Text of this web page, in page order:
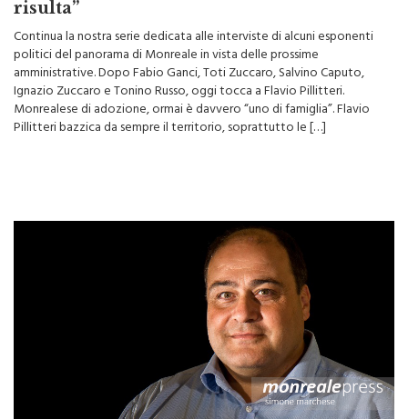
Continua la nostra serie dedicata alle interviste di alcuni esponenti
politici del panorama di Monreale in vista delle prossime
amministrative. Dopo Fabio Ganci, Toti Zuccaro, Salvino Caputo,
Ignazio Zuccaro e Tonino Russo, oggi tocca a Flavio Pillitteri.
Monrealese di adozione, ormai è davvero “uno di famiglia”. Flavio
Pillitteri bazzica da sempre il territorio, soprattutto le […]